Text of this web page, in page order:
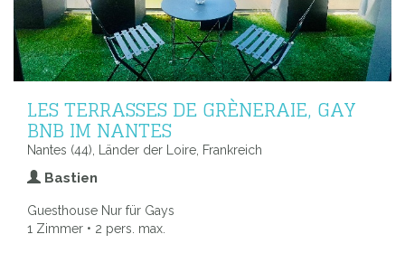
LES TERRASSES DE GRÈNERAIE, GAY
BNB IM NANTES
Nantes (44), Länder der Loire, Frankreich
Bastien
Guesthouse Nur für Gays
1 Zimmer • 2 pers. max.